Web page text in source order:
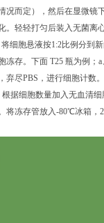
况而定），然后在显微镜
。轻轻打匀后装入无菌离
将细胞悬液按1:2比例分到
冻存。下面 T25 瓶为例；
弃尽PBS，进行细胞计数。
根据细胞数量加入无血清
将冻存管放入-80℃冰箱，